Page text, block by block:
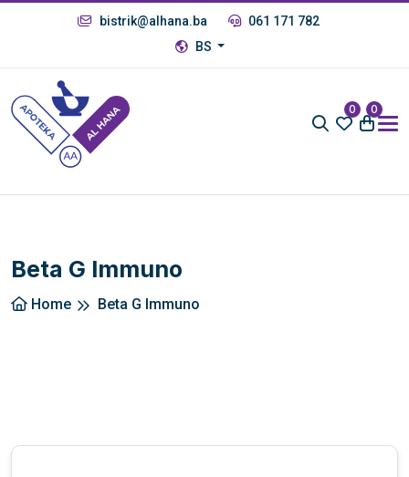
bistrik@alhana.ba
061 171 782
BS
0 0
Beta G Immuno
Home Beta G Immuno